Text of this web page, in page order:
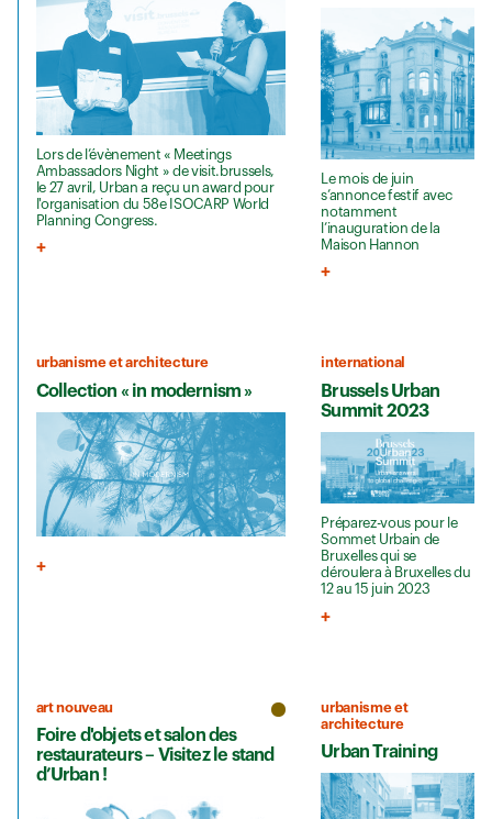
Lors de l’évènement « Meetings
Ambassadors Night » de visit.brussels,
le 27 avril, Urban a reçu un award pour
l'organisation du 58e ISOCARP World
Planning Congress.
Le mois de juin
s’annonce festif avec
notamment
l’inauguration de la
Maison Hannon
urbanisme et architecture
Collection « in modernism »
international
Brussels Urban
Summit 2023
Préparez-vous pour le
Sommet Urbain de
Bruxelles qui se
déroulera à Bruxelles du
12 au 15 juin 2023
art nouveau
Foire d'objets et salon des
restaurateurs – Visitez le stand
d’Urban !
urbanisme et
architecture
Urban Training